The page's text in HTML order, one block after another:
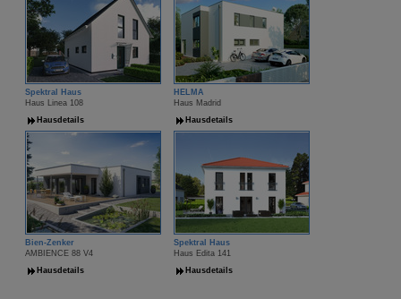
Spektral Haus
Haus Linea 108
Hausdetails
HELMA
Haus Madrid
Hausdetails
Bien-Zenker
AMBIENCE 88 V4
Hausdetails
Spektral Haus
Haus Edita 141
Hausdetails